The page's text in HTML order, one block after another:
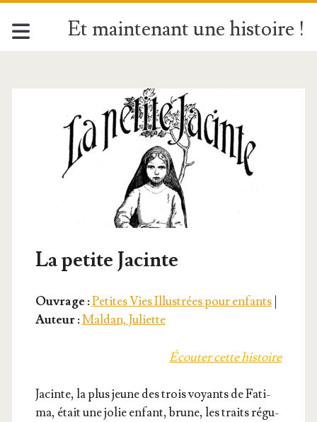
Et maintenant une histoire !
La petite Jacinte
Ouvrage :Petites Vies Illustrées pour enfants|
Auteur :Maldan, Juliette
Écou­ter cette histoire
Jacinte, la plus jeune des trois voyants de Fati­
ma, était une jolie enfant, brune, les traits régu­